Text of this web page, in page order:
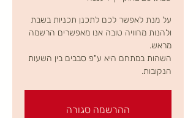
על מנת לאפשר לכם לתכנן תכניות בשבת
ולהנות מחוויה טובה אנו מאפשרים הרשמה
השהות במתחם היא ע"פ סבבים בין השעות
הנקובות.
ההרשמה סגורה